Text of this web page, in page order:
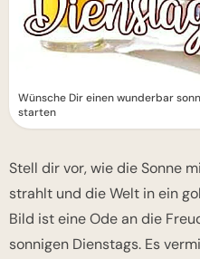
Wünsche Dir einen wunderbar
starten
Stell dir vor, wie die Sonne
strahlt und die Welt in ein
Bild ist eine Ode an die
sonnigen Dienstags. Es